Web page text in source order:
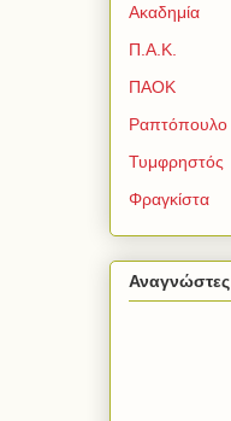
Ακαδημία
Π.Α.Κ.
ΠΑΟΚ
Ραπτόπουλο
Τυμφρηστός
Φραγκίστα
Αναγνώστες